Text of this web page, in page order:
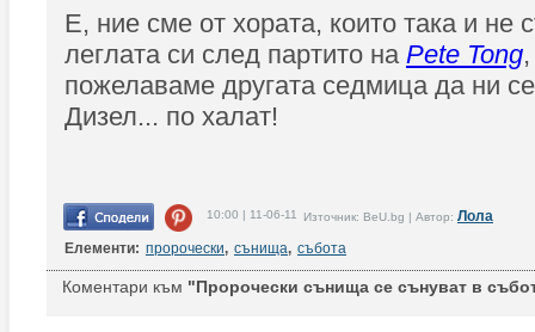
Е, ние сме от хората, които така и не
леглата си след партито на Pete Tong
пожелаваме другата седмица да ни
Дизел... по халат!
10:00 | 11-06-11 Източник: BeU.bg | Автор: Лола
Елементи: пророчески, сънища, събота
Коментари към "Пророчески сънища се сънуват в